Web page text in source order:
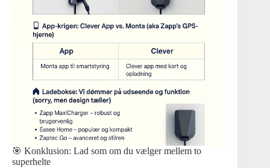
🎯 Konklusion: Lad som om du vælger mellem to
superhelte